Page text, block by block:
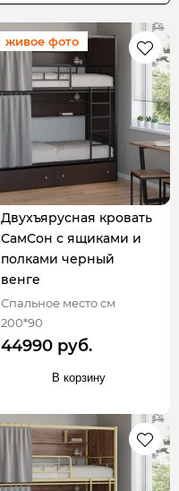
живое фото
Двухъярусная кровать
СамСон с ящиками и
полками черный
венге
Спальное место см
200*90
44990 руб.
В корзину